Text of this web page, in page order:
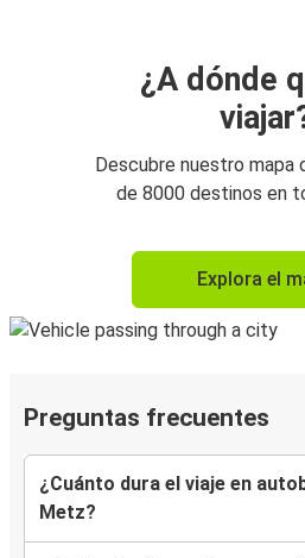
¿A dónde
Descubre nuestro mapa
de 8000 destinos en
Explora el
Preguntas frecuentes
¿Cuánto dura el viaje en
Metz?